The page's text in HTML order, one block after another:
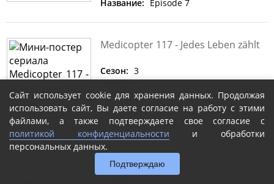
Название: Episode 7
Medicopter 117 - Jedes Leben zählt
Сезон: 3
Название: Irrfahrt am Himmel
Die Harald Smidt Show
Сезон: 5
Эпизод: 105
Сайт использует cookie для хранения данных. Продолжая
использовать сайт, Вы даете согласие на работу с этими
файлами, а также подтверждаете свое согласие с
политикой конфиденциальности и обработки
персональных данных.
Подтверждаю